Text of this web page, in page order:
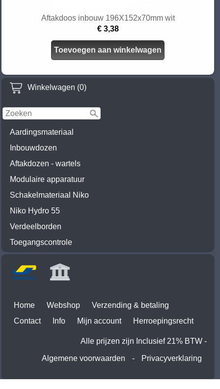
Winkelwagen (0)
Aardingsmateriaal
Inbouwdozen
Aftakdozen - wartels
Modulaire apparatuur
Schakelmateriaal Niko
Niko Hydro 55
Verdeelborden
Toegangscontrole
Aftakdoos inbouw 196X152x70mm wit
€ 3,38
Toevoegen aan winkelwagen
Home Webshop
Verzending & betaling
Contact
Info Mijn account Herroepingsrecht
Alle prijzen zijn Inclusief 21% BTW -
Algemene voorwaarden - Privacyverklaring